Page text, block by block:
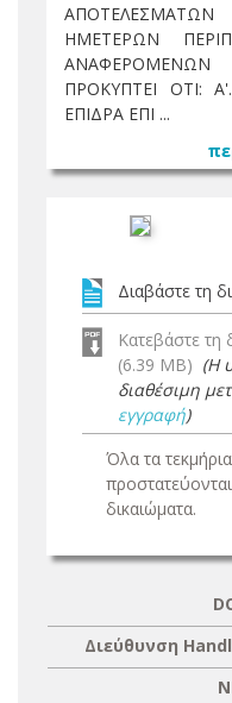
ΗΜΕΤΕΡΩΝ
ΑΝΑΦΕΡΟΜΕΝΩΝ
ΠΡΟΚΥΠΤΕΙ ΟΤΙ:
ΕΠΙΔΡΑ ΕΠΙ ...
Διαβάστε τη
Κατεβάστε τη
(6.39 MB) (Η
διαθέσιμη
εγγραφή)
Όλα τα
δικαιώματα.
Διεύθυνση